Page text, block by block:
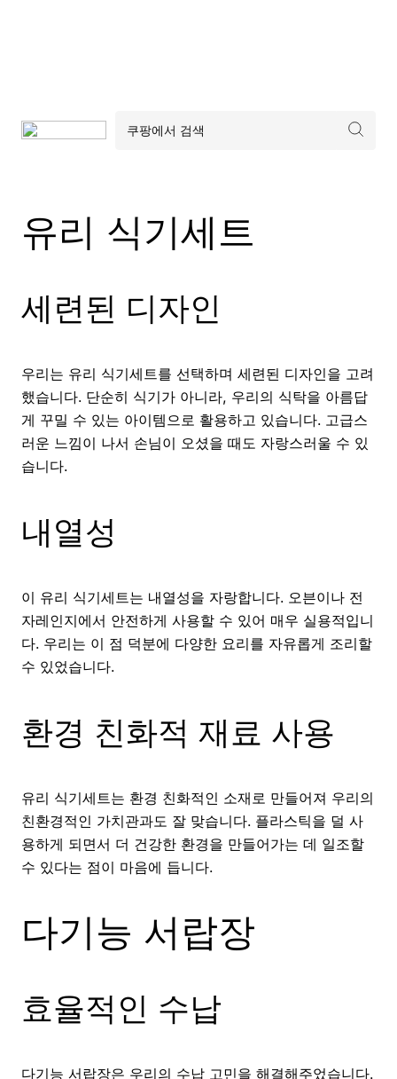
유리 식기세트
세련된 디자인
우리는 유리 식기세트를 선택하며 세련된 디자인을 고려
했습니다. 단순히 식기가 아니라, 우리의 식탁을 아름답
게 꾸밀 수 있는 아이템으로 활용하고 있습니다. 고급스
러운 느낌이 나서 손님이 오셨을 때도 자랑스러울 수 있
습니다.
내열성
이 유리 식기세트는 내열성을 자랑합니다. 오븐이나 전
자레인지에서 안전하게 사용할 수 있어 매우 실용적입니
다. 우리는 이 점 덕분에 다양한 요리를 자유롭게 조리할
수 있었습니다.
환경 친화적 재료 사용
유리 식기세트는 환경 친화적인 소재로 만들어져 우리의
친환경적인 가치관과도 잘 맞습니다. 플라스틱을 덜 사
용하게 되면서 더 건강한 환경을 만들어가는 데 일조할
수 있다는 점이 마음에 듭니다.
다기능 서랍장
효율적인 수납
다기능 서랍장은 우리의 수납 고민을 해결해주었습니다.